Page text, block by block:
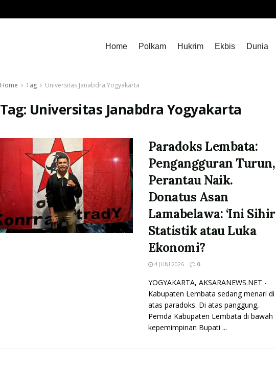
Home Polkam Hukrim Ekbis Dunia
Home Tag Universitas Janabdra Yogyakarta
Tag: Universitas Janabdra Yogyakarta
Paradoks Lembata:
Pengangguran Turun,
Perantau Naik.
Donatus Asan
Lamabelawa: ‘Ini Sihir
Statistik atau Luka
Ekonomi?
4 JUNI 2026 0
YOGYAKARTA, AKSARANEWS.NET -
Kabupaten Lembata sedang menari di
atas paradoks. Di atas panggung,
Pemda Kabupaten Lembata di bawah
kepemimpinan Bupati ...